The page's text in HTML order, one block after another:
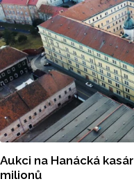
kasárna zájem.
Aukci na Hanácká
milionů